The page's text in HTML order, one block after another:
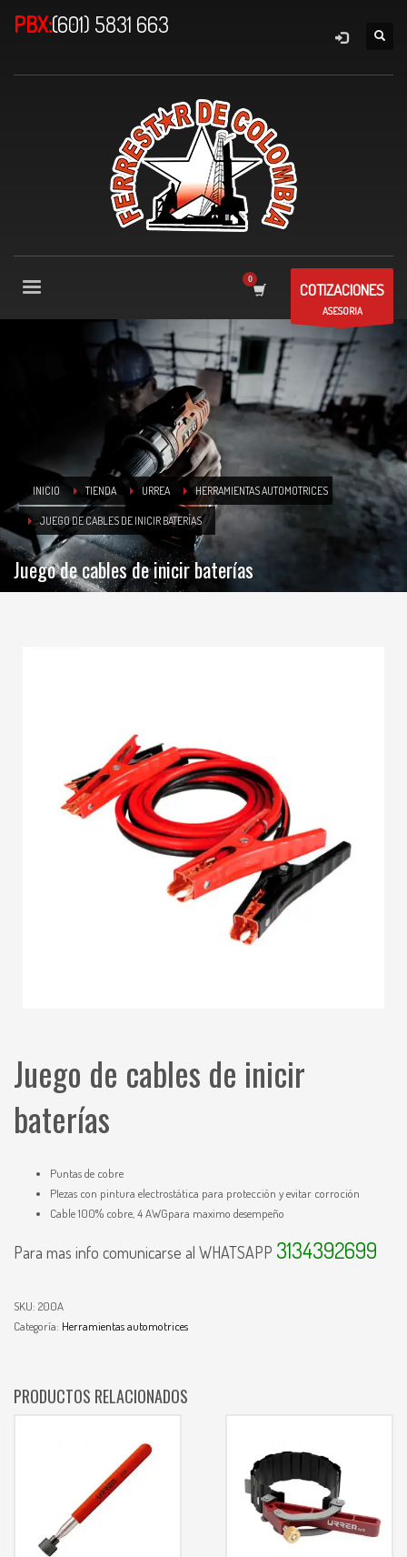
PBX:(601) 5831 663
COTIZACIONES
ASESORIA
INICIO TIENDA URREA HERRAMIENTAS AUTOMOTRICES
JUEGO DE CABLES DE INICIR BATERÍAS
Juego de cables de inicir baterías
Juego de cables de inicir
baterías
Puntas de cobre
PIezas con pintura electrostática para protección y evitar corroción
Cable 100% cobre, 4 AWGpara maximo desempeño
Para mas info comunicarse al WHATSAPP 3134392699
SKU: 200A
Categoría: Herramientas automotrices
PRODUCTOS RELACIONADOS